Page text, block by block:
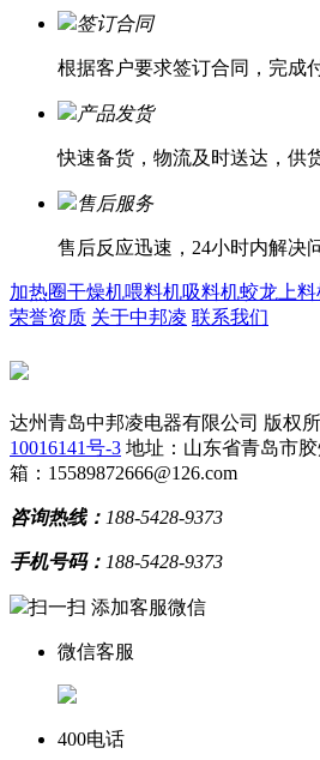
签订合同
根据客户要求签订合同，完成
产品发货
快速备货，物流及时送达，供
售后服务
售后反应迅速，24小时内解决
加热圈干燥机喂料机吸料机蛟龙上料
荣誉资质 关于中邦凌 联系我们
达州青岛中邦凌电器有限公司 版权
10016141号-3 地址：山东省青岛市
箱：15589872666@126.com
咨询热线： 188-5428-9373
手机号码： 188-5428-9373
扫一扫 添加客服微信
微信客服
400电话